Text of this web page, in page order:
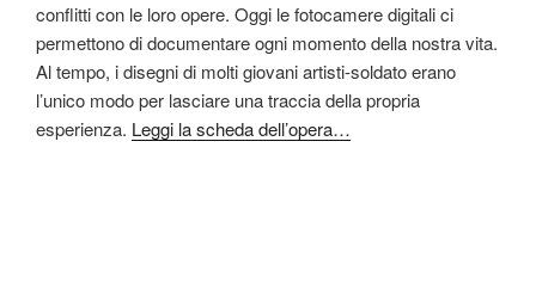
conflitti con le loro opere. Oggi le fotocamere digitali ci
permettono di documentare ogni momento della nostra vita.
Al tempo, i disegni di molti giovani artisti-soldato erano
l’unico modo per lasciare una traccia della propria
esperienza. Leggi la scheda dell’opera…